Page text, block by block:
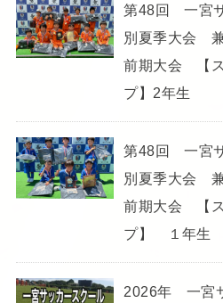
第48回 一宮
別夏季大会
前期大会 【
プ】2年生
第48回 一宮
別夏季大会
前期大会 【
プ】 １年生
2026年 一宮